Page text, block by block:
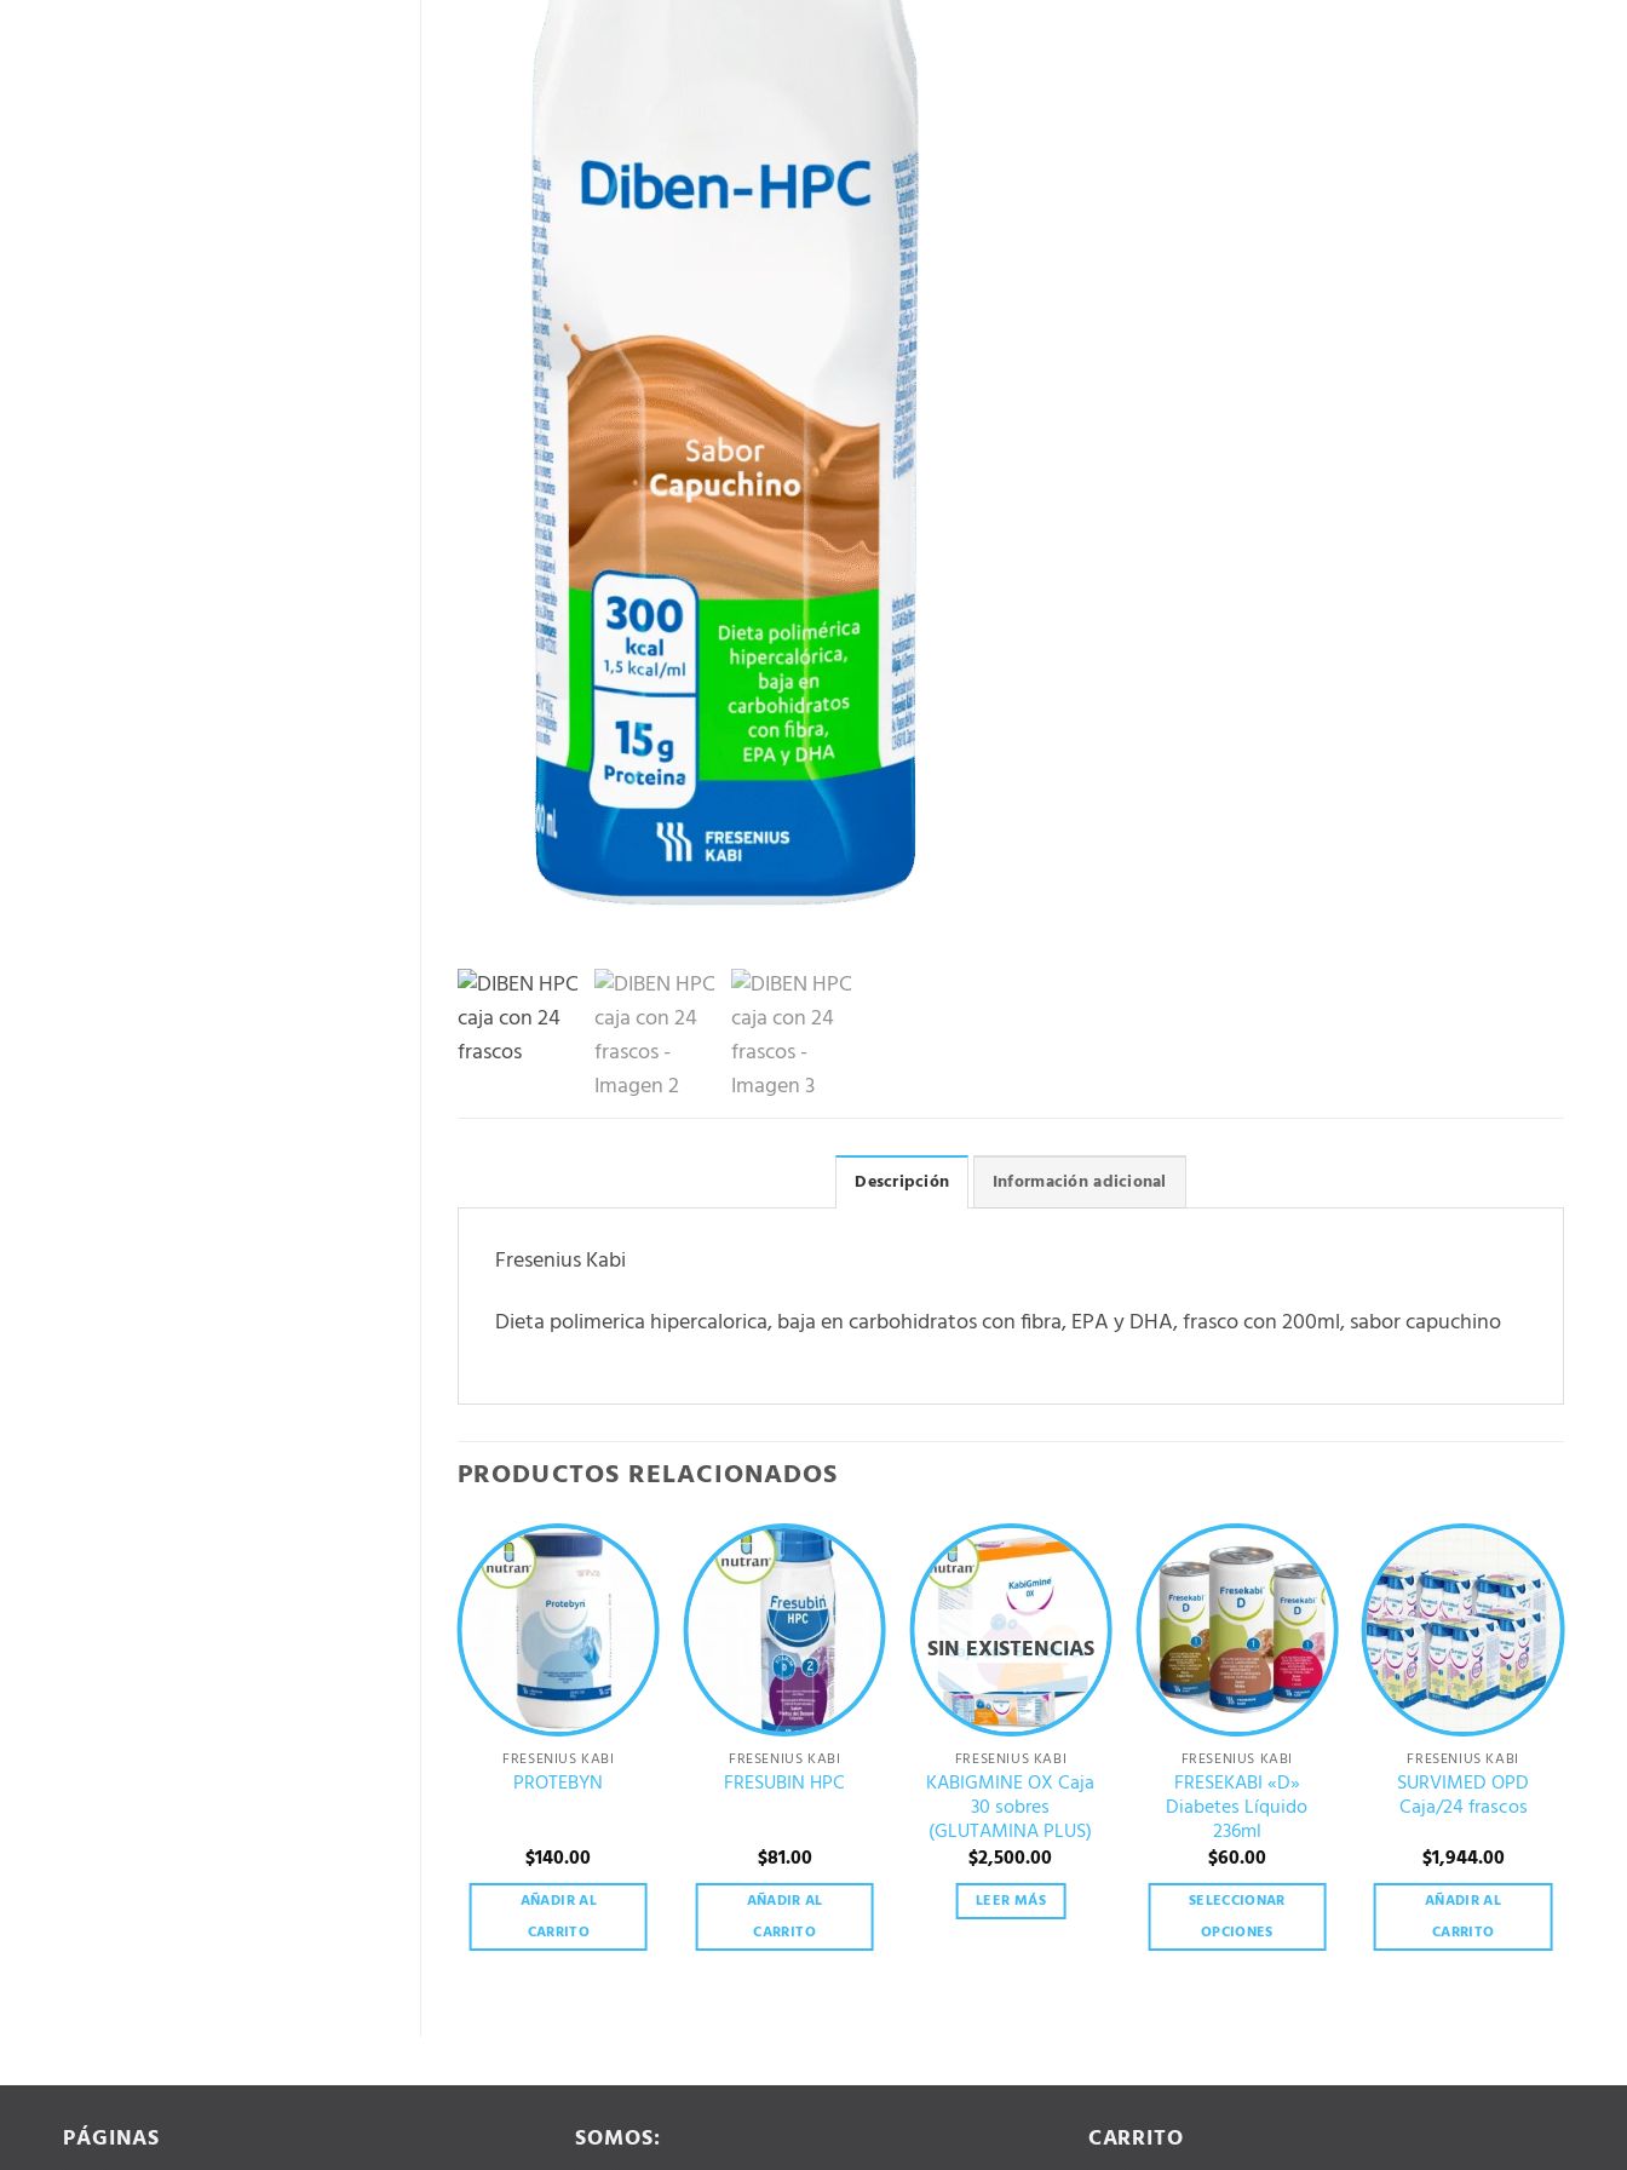
Descripción Información adicional
Fresenius Kabi
Dieta polimerica hipercalorica, baja en carbohidratos con fibra, EPA y DHA, frasco con 200ml, sabor capuchino
PRODUCTOS RELACIONADOS
FRESENIUS KABI
PROTEBYN
$140.00
AÑADIR AL
CARRITO
FRESENIUS KABI
FRESUBIN HPC
$81.00
AÑADIR AL
CARRITO
SIN EXISTENCIAS
FRESENIUS KABI
KABIGMINE OX Caja
30 sobres
(GLUTAMINA PLUS)
$2,500.00
LEER MÁS
FRESENIUS KABI
FRESEKABI «D»
Diabetes Líquido
236ml
$60.00
SELECCIONAR
OPCIONES
variantes.
FRESENIUS KABI
SURVIMED OPD
Caja/24 frascos
$1,944.00
AÑADIR AL
CARRITO
PÁGINAS SOMOS: CARRITO